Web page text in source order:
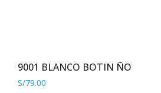
9001 BLANCO BOTIN ÑO
S/79.00